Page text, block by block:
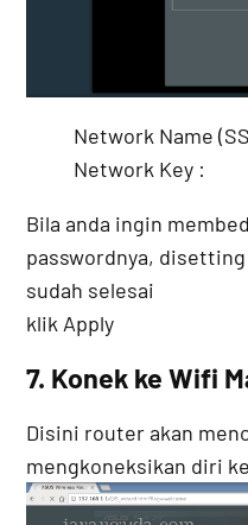
Network Name
Network Key :
Bila anda ingin
passwordnya,
sudah selesai
klik Apply
7. Konek ke Wifi
Disini router akan
mengkoneksikan diri